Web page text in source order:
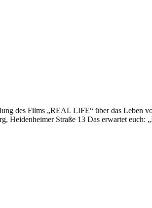
des Films „REAL LIFE“ über das
Straße 13 Das erwartet